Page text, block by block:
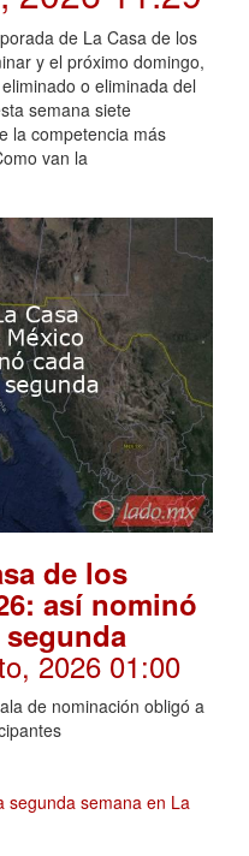
de La Casa de los
y el próximo domingo,
o eliminada del
semana siete
la competencia más
van la
de los
así nominó
2026 01:00
de nominación obligó a